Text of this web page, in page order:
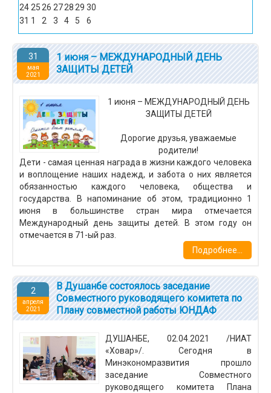
242526 272829 30
31 1 2 3 4 5 6
31
мая
2021
1 июня – МЕЖДУНАРОДНЫЙ ДЕНЬ
ЗАЩИТЫ ДЕТЕЙ
1 июня – МЕЖДУНАРОДНЫЙ ДЕНЬ
ЗАЩИТЫ ДЕТЕЙ
Дорогие друзья, уважаемые
родители!
Дети - самая ценная награда в жизни каждого человека
и воплощение наших надежд, и забота о них является
обязанностью каждого человека, общества и
государства. В напоминание об этом, традиционно 1
июня в большинстве стран мира отмечается
Международный день защиты детей. В этом году он
отмечается в 71-ый раз.
Подробнее...
2
апреля
2021
В Душанбе состоялось заседание
Совместного руководящего комитета по
Плану совместной работы ЮНДАФ
ДУШАНБЕ, 02.04.2021 /НИАТ
«Ховар»/. Сегодня в
Минэкономразвития прошло
заседание Совместного
руководящего комитета Плана